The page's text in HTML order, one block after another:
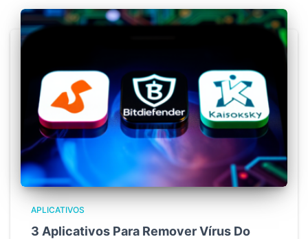
APLICATIVOS
3 Aplicativos Para Remover Vírus Do